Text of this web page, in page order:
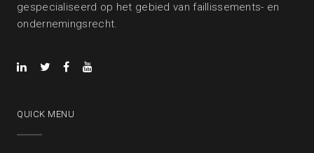
gespecialiseerd op het gebied van faillissements- en
ondernemingsrecht.
QUICK MENU